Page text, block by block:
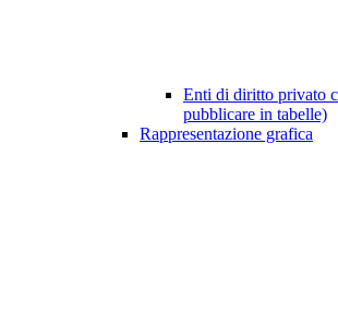
Enti di diritto privato
pubblicare in tabelle)
Rappresentazione grafica